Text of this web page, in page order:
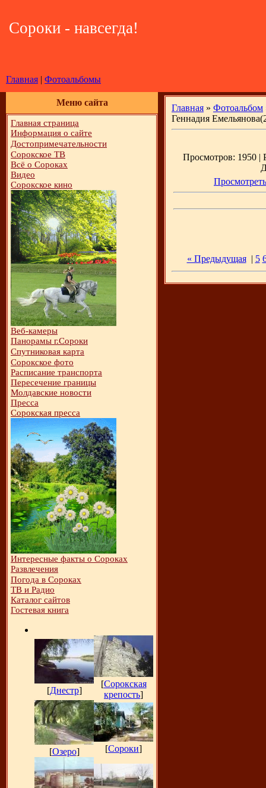
Сороки - навсегда!
Главная | Фотоальбомы
Меню сайта
Главная страница
Информация о сайте
Достопримечательности
Сорокское ТВ
Всё о Сороках
Видео
Сорокское кино
Веб-камеры
Панорамы г.Сороки
Спутниковая карта
Сорокское фото
Расписание транспорта
Пересечение границы
Молдавские новости
Пресса
Сорокская пресса
Интересные факты о Сороках
Развлечения
Погода в Сороках
ТВ и Радио
Каталог сайтов
Гостевая книга
[Днестр]
[Сорокская
крепость]
[Озеро] [Сороки]
Главная » Фотоальбом
Геннадия
Просмотров: 1950 |
« Предыдущая| 5